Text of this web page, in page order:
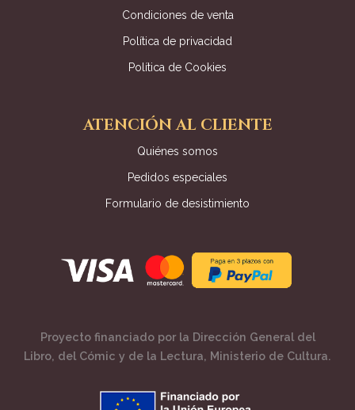
Condiciones de venta
Política de privacidad
Política de Cookies
ATENCIÓN AL CLIENTE
Quiénes somos
Pedidos especiales
Formulario de desistimiento
Proyecto financiado por la Dirección General del
Libro, del Cómic y de la Lectura, Ministerio de Cultura.